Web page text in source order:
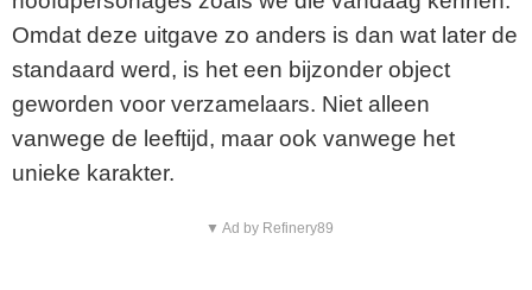
Omdat deze uitgave zo anders is dan wat later de
standaard werd, is het een bijzonder object
geworden voor verzamelaars. Niet alleen
vanwege de leeftijd, maar ook vanwege het
unieke karakter.
▼ Ad by Refinery89